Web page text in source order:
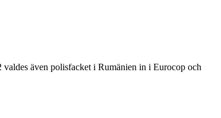
även polisfacket i Rumänien in i Eurocop och